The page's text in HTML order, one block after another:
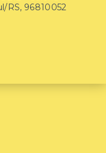
RS, 96810052